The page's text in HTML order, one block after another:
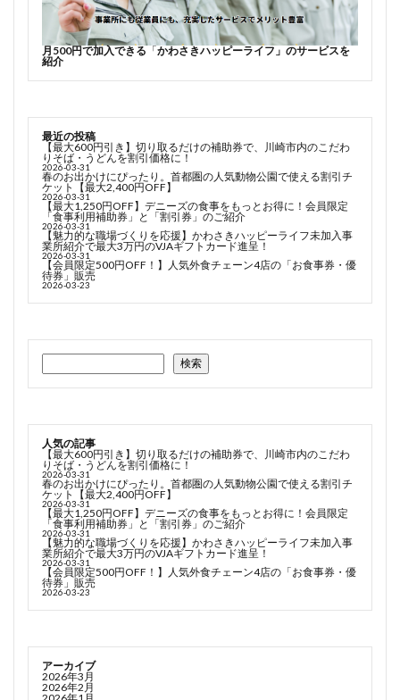
月500円で加入できる「かわさきハッピーライフ」のサービスを
紹介
最近の投稿
【最大600円引き】切り取るだけの補助券で、川崎市内のこだわ
りそば・うどんを割引価格に！
2026-03-31
春のお出かけにぴったり。首都圏の人気動物公園で使える割引チ
ケット【最大2,400円OFF】
2026-03-31
【最大1,250円OFF】デニーズの食事をもっとお得に！会員限定
「食事利用補助券」と「割引券」のご紹介
2026-03-31
【魅力的な職場づくりを応援】かわさきハッピーライフ未加入事
業所紹介で最大3万円のVJAギフトカード進呈！
2026-03-31
【会員限定500円OFF！】人気外食チェーン4店の「お食事券・優
待券」販売
2026-03-23
検索
人気の記事
【最大600円引き】切り取るだけの補助券で、川崎市内のこだわ
りそば・うどんを割引価格に！
2026-03-31
春のお出かけにぴったり。首都圏の人気動物公園で使える割引チ
ケット【最大2,400円OFF】
2026-03-31
【最大1,250円OFF】デニーズの食事をもっとお得に！会員限定
「食事利用補助券」と「割引券」のご紹介
2026-03-31
【魅力的な職場づくりを応援】かわさきハッピーライフ未加入事
業所紹介で最大3万円のVJAギフトカード進呈！
2026-03-31
【会員限定500円OFF！】人気外食チェーン4店の「お食事券・優
待券」販売
2026-03-23
アーカイブ
2026年3月
2026年2月